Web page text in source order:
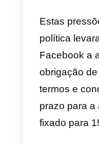
possível
otimizar
no